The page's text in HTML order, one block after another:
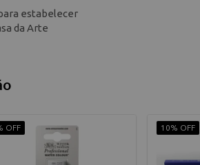
estabelecer
da Arte
OFF 10% OFF